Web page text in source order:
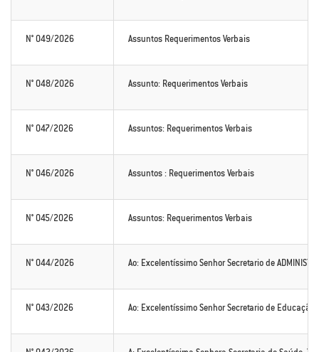
N° 049/2026 Assuntos Requerimentos Verbais
N° 048/2026 Assunto: Requerimentos Verbais
N° 047/2026 Assuntos: Requerimentos Verbais
N° 046/2026 Assuntos : Requerimentos Verbais
N° 045/2026 Assuntos: Requerimentos Verbais
N° 044/2026 Ao: Excelentíssimo Senhor Secretario de
N° 043/2026 Ao: Excelentíssimo Senhor Secretario de Educação